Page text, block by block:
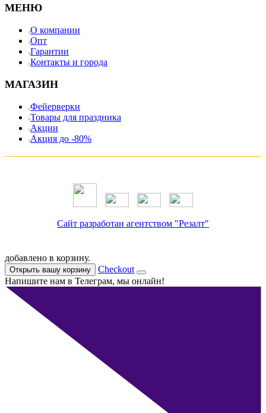
МЕНЮ
О компании
Опт
Гарантии
Контакты и города
МАГАЗИН
Фейерверки
Товары для праздника
Акции
Акция до -80%
Сайт разработан агентством "Резалт"
добавлено в корзину.
Открыть вашу корзину
Checkout
Напишите нам в Телеграм, мы онлайн!